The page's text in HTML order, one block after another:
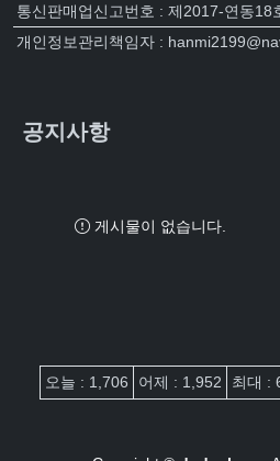
통신판매업신고번호 : 제2017-연동18
개인정보관리책임자 :
공지사항
게시물이 없습니다.
접속자집계
오늘 : 1,706 어제 : 1,952 최대 :